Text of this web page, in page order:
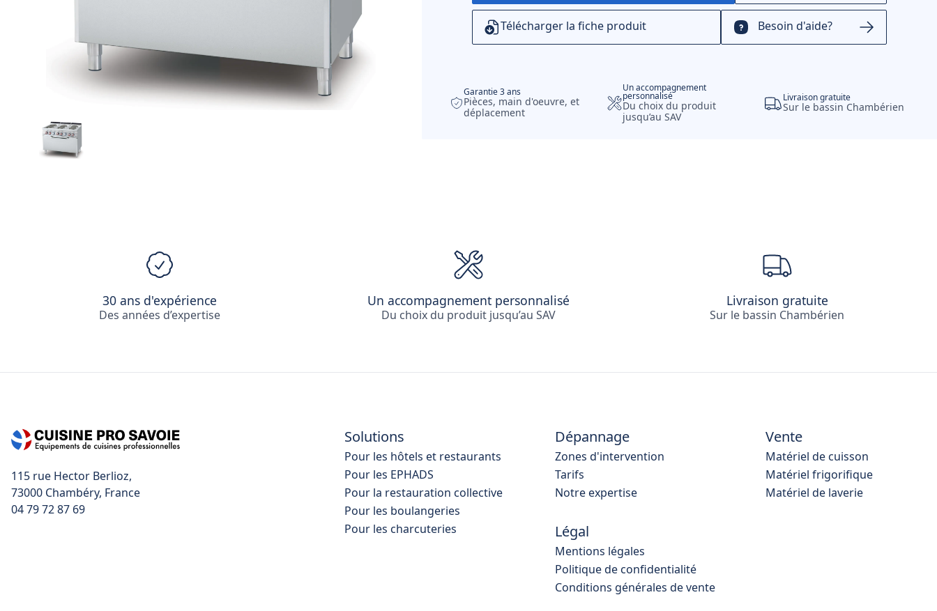
Télécharger la fiche produit Besoin d'aide?
Garantie 3 ans
Pièces, main d'oeuvre, et
déplacement
Un accompagnement
personnalisé
Du choix du produit
jusqu’au SAV
Livraison gratuite
Sur le bassin Chambérien
30 ans d'expérience
Des années d’expertise
Un accompagnement personnalisé
Du choix du produit jusqu’au SAV
Livraison gratuite
Sur le bassin Chambérien
115 rue Hector Berlioz,
04 79 72 87 69
Solutions
Pour les hôtels et restaurants
Pour les EPHADS
Pour la restauration collective
Pour les boulangeries
Pour les charcuteries
Dépannage
Zones d'intervention
Tarifs
Notre expertise
Légal
Mentions légales
Politique de confidentialité
Conditions générales de vente
Vente
Matériel de cuisson
Matériel frigorifique
Matériel de laverie